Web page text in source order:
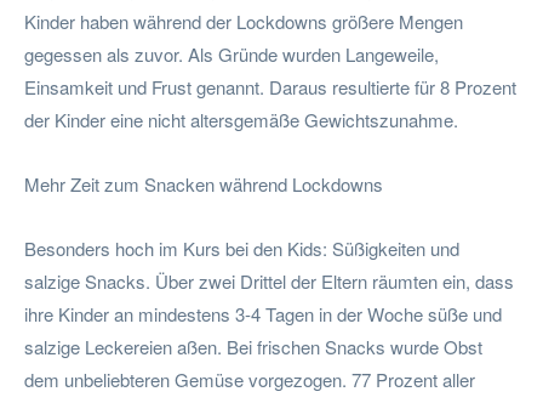
Kinder haben während der Lockdowns größere Mengen
gegessen als zuvor. Als Gründe wurden Langeweile,
Einsamkeit und Frust genannt. Daraus resultierte für 8 Prozent
der Kinder eine nicht altersgemäße Gewichtszunahme.
Mehr Zeit zum Snacken während Lockdowns
Besonders hoch im Kurs bei den Kids: Süßigkeiten und
salzige Snacks. Über zwei Drittel der Eltern räumten ein, dass
ihre Kinder an mindestens 3-4 Tagen in der Woche süße und
salzige Leckereien aßen. Bei frischen Snacks wurde Obst
dem unbeliebteren Gemüse vorgezogen. 77 Prozent aller